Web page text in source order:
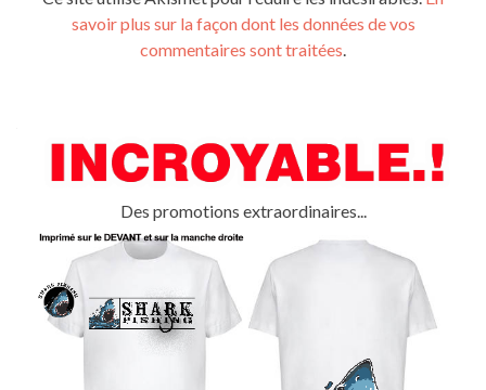
savoir plus sur la façon dont les données de vos
commentaires sont traitées.
Des promotions extraordinaires...